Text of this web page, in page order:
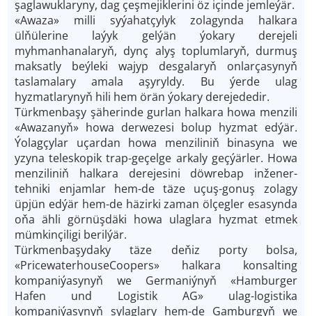
şaglawuklaryny, dag çeşmejiklerini öz içinde jemleýär.
«Awaza» milli syýahatçylyk zolagynda halkara
ülňülerine laýyk gelýän ýokary derejeli
myhmanhanalaryň, dynç alyş toplumlaryň, durmuş
maksatly beýleki wajyp desgalaryň onlarçasynyň
taslamalary amala aşyryldy. Bu ýerde ulag
hyzmatlarynyň hili hem örän ýokary derejededir.
Türkmenbaşy şäherinde gurlan halkara howa menzili
«Awazanyň» howa derwezesi bolup hyzmat edýär.
Ýolagçylar uçardan howa menziliniň binasyna we
yzyna teleskopik trap-geçelge arkaly geçýärler. Howa
menziliniň halkara derejesini döwrebap inžener-
tehniki enjamlar hem-de täze uçuş-gonuş zolagy
üpjün edýär hem-de häzirki zaman ölçegler esasynda
oňa ähli görnüşdäki howa ulaglara hyzmat etmek
mümkinçiligi berilýär.
Türkmenbaşydaky täze deňiz porty bolsa,
«PricewaterhouseCoopers» halkara konsalting
kompaniýasynyň we Germaniýnyň «Hamburger
Hafen und Logistik AG» ulag-logistika
kompaniýasynyň sylaglary hem-de Gamburgyň we